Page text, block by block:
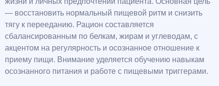
— восстановить нормальный пищевой ритм и снизить
тягу к перееданию. Рацион составляется
сбалансированным по белкам, жирам и углеводам, с
акцентом на регулярность и осознанное отношение к
приему пищи. Внимание уделяется обучению навыкам
осознанного питания и работе с пищевыми триггерами.